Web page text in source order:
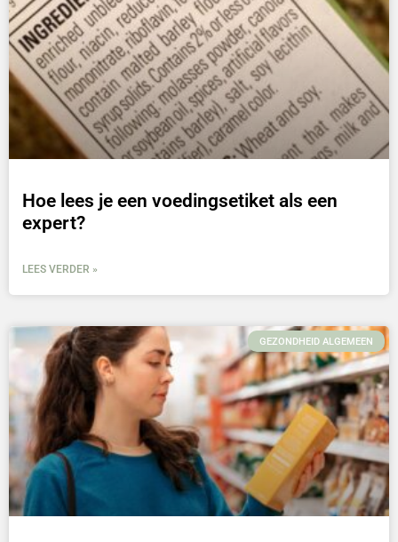
Hoe lees je een voedingsetiket als een
expert?
LEES VERDER »
GEZONDHEID ALGEMEEN